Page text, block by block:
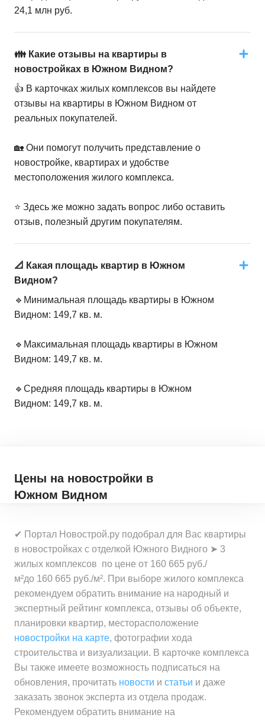
24,1 млн руб.
👪 Какие отзывы на квартиры в
новостройках в Южном Видном?
👍 В карточках жилых комплексов вы найдете
отзывы на квартиры в Южном Видном от
реальных покупателей.
🏡 Они помогут получить представление о
новостройке, квартирах и удобстве
местоположения жилого комплекса.
⭐️ Здесь же можно задать вопрос либо оставить
отзыв, полезный другим покупателям.
📐 Какая площадь квартир в Южном
Видном?
🔹Минимальная площадь квартиры в Южном
Видном: 149,7 кв. м.
🔹Максимальная площадь квартиры в Южном
Видном: 149,7 кв. м.
🔹Средняя площадь квартиры в Южном
Видном: 149,7 кв. м.
Цены на новостройки в
Южном Видном
✔ Портал Новострой.ру подобрал для Вас квартиры
в новостройках с отделкой Южного Видного ➤ 3
жилых комплексов по цене от 160 665 руб./
м²до 160 665 руб./м². При выборе жилого комплекса
рекомендуем обратить внимание на народный и
экспертный рейтинг комплекса, отзывы об объекте,
планировки квартир, месторасположение
новостройки на карте, фотографии хода
строительства и визуализации. В карточке комплекса
Вы также имеете возможность подписаться на
обновления, прочитать новости и статьи и даже
заказать звонок эксперта из отдела продаж.
Рекомендуем обратить внимание на